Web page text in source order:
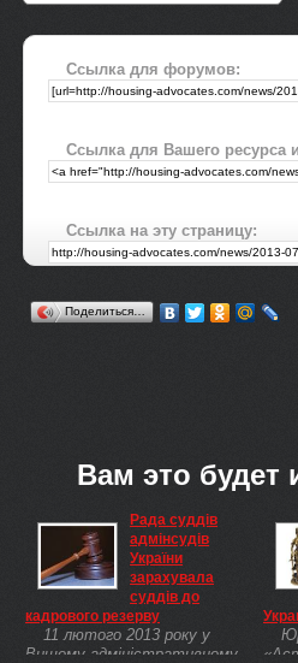
Ссылка для форумов:
Ссылка для Вашего ресурса
Ссылка на эту страницу:
Поделиться…
Вам это будет
Рада суддів
адмінсудів
України
зарахувала
суддів до
кадрового резерву
11 лютого 2013 року у
Вищому адміністративному